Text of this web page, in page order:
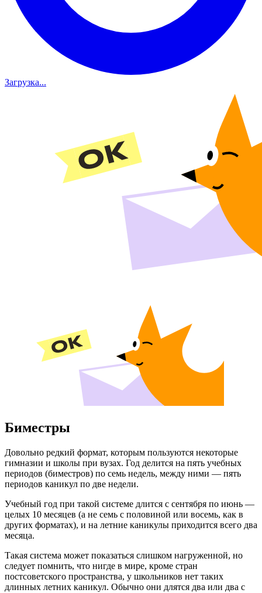
Загрузка...
Биместры
Довольно редкий формат, которым пользуются некоторые
гимназии и школы при вузах. Год делится на пять учебных
периодов (биместров) по семь недель, между ними — пять
периодов каникул по две недели.
Учебный год при такой системе длится с сентября по июнь —
целых 10 месяцев (а не семь с половиной или восемь, как в
других форматах), и на летние каникулы приходится всего два
месяца.
Такая система может показаться слишком нагруженной, но
следует помнить, что нигде в мире, кроме стран
постсоветского пространства, у школьников нет таких
длинных летних каникул. Обычно они длятся два или два с